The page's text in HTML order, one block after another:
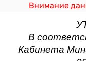
Внимание